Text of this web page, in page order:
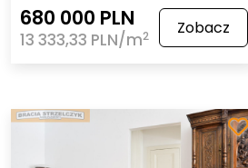
680 000 PLN
13 333,33 PLN/m2 Zobacz